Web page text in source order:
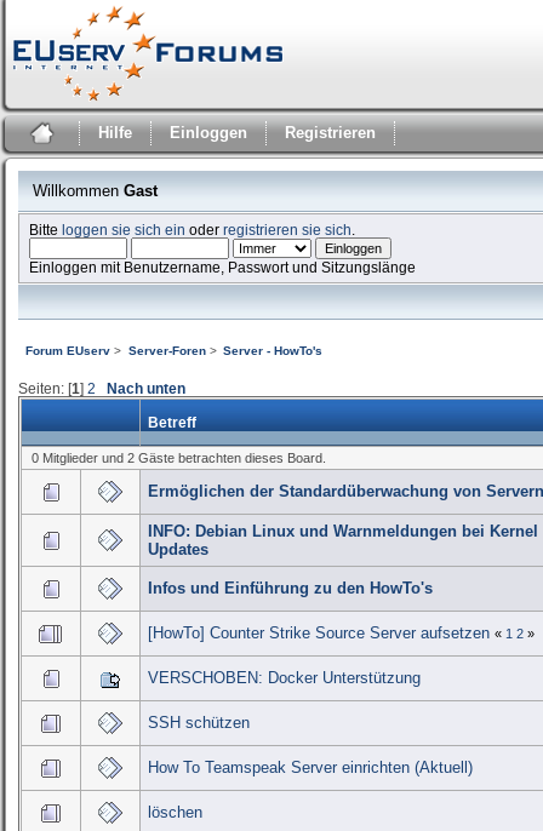
Hilfe Einloggen Registrieren
Willkommen Gast
Bitteloggen sie sich ein oderregistrieren sie sich
Einloggen mit Benutzername, Passwort und Sitzungslänge
Forum EUserv > Server-Foren> Server - HowTo's
Seiten: [1] 2 Nach unten
Betreff
0 Mitglieder und 2 Gäste betrachten dieses Board.
Ermöglichen der Standardüberwachung von
INFO: Debian Linux und Warnmeldungen bei Kernel
Updates
Infos und Einführung zu den HowTo's
[HowTo] Counter Strike Source Server aufsetzen « 1 2 »
VERSCHOBEN: Docker Unterstützung
SSH schützen
How To Teamspeak Server einrichten (Aktuell)
löschen